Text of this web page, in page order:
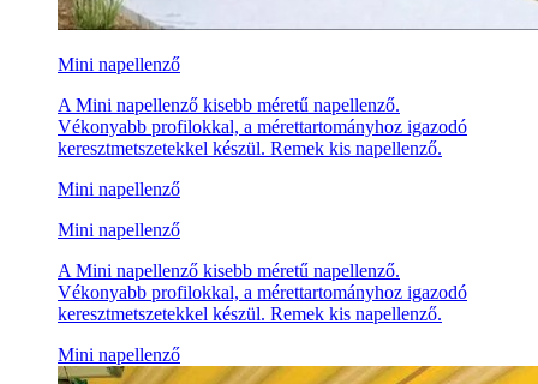
Mini napellenző
A Mini napellenző kisebb méretű napellenző.
Vékonyabb profilokkal, a mérettartományhoz igazodó
keresztmetszetekkel készül. Remek kis napellenző.
Mini napellenző
Mini napellenző
A Mini napellenző kisebb méretű napellenző.
Vékonyabb profilokkal, a mérettartományhoz igazodó
keresztmetszetekkel készül. Remek kis napellenző.
Mini napellenző